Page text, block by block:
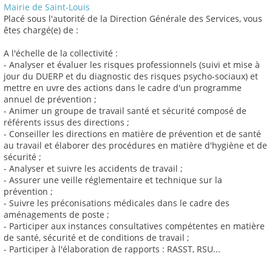
Mairie de Saint-Louis
Placé sous l'autorité de la Direction Générale des Services, vous
êtes chargé(e) de :
A l'échelle de la collectivité :
- Analyser et évaluer les risques professionnels (suivi et mise à
jour du DUERP et du diagnostic des risques psycho-sociaux) et
mettre en uvre des actions dans le cadre d'un programme
annuel de prévention ;
- Animer un groupe de travail santé et sécurité composé de
référents issus des directions ;
- Conseiller les directions en matière de prévention et de santé
au travail et élaborer des procédures en matière d'hygiène et de
sécurité ;
- Analyser et suivre les accidents de travail ;
- Assurer une veille réglementaire et technique sur la
prévention ;
- Suivre les préconisations médicales dans le cadre des
aménagements de poste ;
- Participer aux instances consultatives compétentes en matière
de santé, sécurité et de conditions de travail ;
- Participer à l'élaboration de rapports : RASST, RSU...